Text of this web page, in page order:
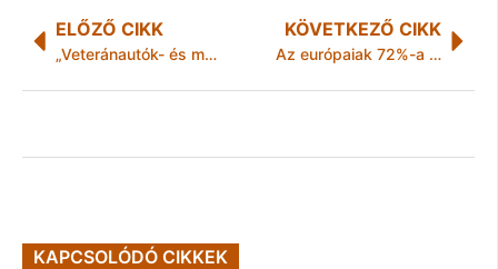
ELŐZŐ CIKK
„Veteránautók- és motorok IV. Miskolci Találkozója Lévai György Emléktúra”.
KÖVETKEZŐ CIKK
Az európaiak 72%-a magas elvárásokat támaszt az EU-val szemben a munkanélküliség enyhítését illetően
KAPCSOLÓDÓ CIKKEK